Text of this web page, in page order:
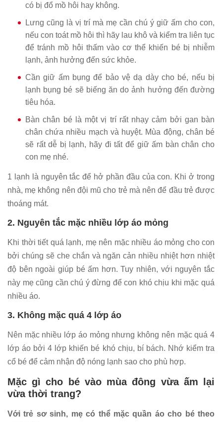
có bị đổ mồ hôi hay không.
Lưng cũng là vị trí mà mẹ cần chú ý giữ ấm cho con,
nếu con toát mồ hôi thì hãy lau khô và kiểm tra liên tục
để tránh mồ hôi thấm vào cơ thể khiến bé bị nhiễm
lạnh, ảnh hưởng đến sức khỏe.
Cần giữ ấm bụng để bảo vệ dạ dày cho bé, nếu bị
lạnh bụng bé sẽ biếng ăn do ảnh hưởng đến đường
tiêu hóa.
Bàn chân bé là một vị trí rất nhạy cảm bởi gan bàn
chân chứa nhiều mạch và huyệt. Mùa động, chân bé
sẽ rất dễ bị lạnh, hãy đi tất để giữ ấm bàn chân cho
con mẹ nhé.
1 lạnh là nguyên tắc để hở phần đầu của con. Khi ở trong
nhà, mẹ không nên đội mũ cho trẻ mà nên để đầu trẻ được
thoáng mát.
2. Nguyên tắc mặc nhiều lớp áo mỏng
Khi thời tiết quá lạnh, mẹ nên mặc nhiều áo mỏng cho con
bởi chúng sẽ che chắn và ngăn cản nhiều nhiệt hơn nhiệt
độ bên ngoài giúp bé ấm hơn. Tuy nhiên, với nguyên tắc
này mẹ cũng cần chú ý đừng để con khó chịu khi mặc quá
nhiều áo.
3. Không mặc quá 4 lớp áo
Nên mặc nhiều lớp áo mỏng nhưng không nên mặc quá 4
lớp áo bởi 4 lớp khiến bé khó chịu, bí bách. Nhớ kiểm tra
cổ bé để cảm nhận độ nóng lạnh sao cho phù hợp.
Mặc gì cho bé vào mùa đông vừa ấm lại
vừa thời trang?
Với trẻ sơ sinh, mẹ có thể mặc quần áo cho bé theo